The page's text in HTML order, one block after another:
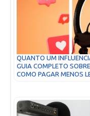
QUANTO UM
GUIA COMPLETO
COMO PAGAR MENOS